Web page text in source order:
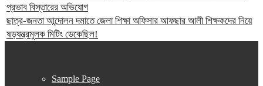
প্রভাব বিস্তারের অভিযোগ
ছাত্র-জনতা আন্দোলন দমাতে জেলা শিক্ষা অফিসার আফছার আলী শিক্ষকদের নিয়ে
ষড়যন্ত্রমুলক মিটিং ডেকেছিল!
Sample Page